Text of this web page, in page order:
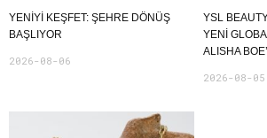
YENIYI KEŞFET: ŞEHRE DÖNÜŞ
BAŞLIYOR
2026-08-06
YSL
YENİ
ALISHA
2026-08-05